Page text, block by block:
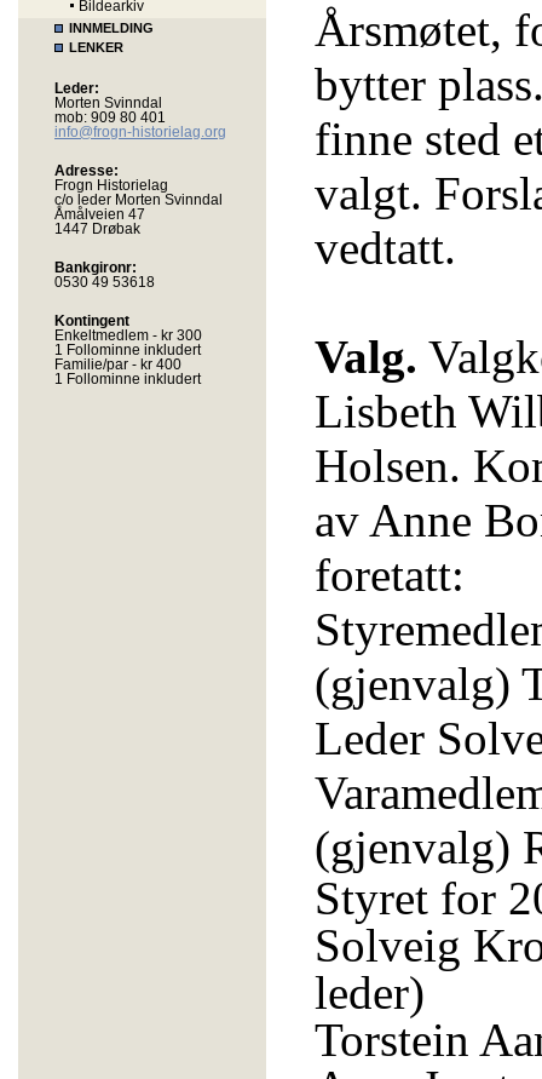
Bildearkiv
INNMELDING
LENKER
Leder:
Morten Svinndal
mob: 909 80 401
info@frogn-historielag.org
Adresse:
Frogn Historielag
c/o leder Morten Svinndal
Åmålveien 47
1447 Drøbak
Bankgironr:
0530 49 53618
Kontingent
Enkeltmedlem - kr 300
1 Follominne inkludert
Familie/par - kr 400
1 Follominne inkludert
Årsmøtet,
bytter
finne sted
valgt.
vedtatt.
Valg.
Lisbeth
Holsen.
av Anne
foretatt:
(gjenvalg)
Leder
(gjenvalg)
Styret for
Solveig
leder)
Torstein